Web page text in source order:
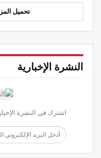
تحميل
النشرة الإخبارية
اشترك في النشرة